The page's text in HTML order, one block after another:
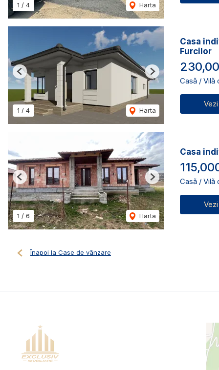
1 / 4 Harta
1 / 4 Harta
Previous Next
Casa
Furcilor
Casă / Vilă
1 / 6 Harta
Previous Next
Casa
Casă / Vilă
Înapoi la Case de vânzare